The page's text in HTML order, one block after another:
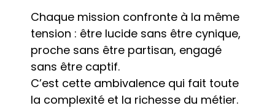
Chaque mission confronte à la même
tension : être lucide sans être cynique,
proche sans être partisan, engagé
sans être captif.
C’est cette ambivalence qui fait toute
la complexité et la richesse du métier.